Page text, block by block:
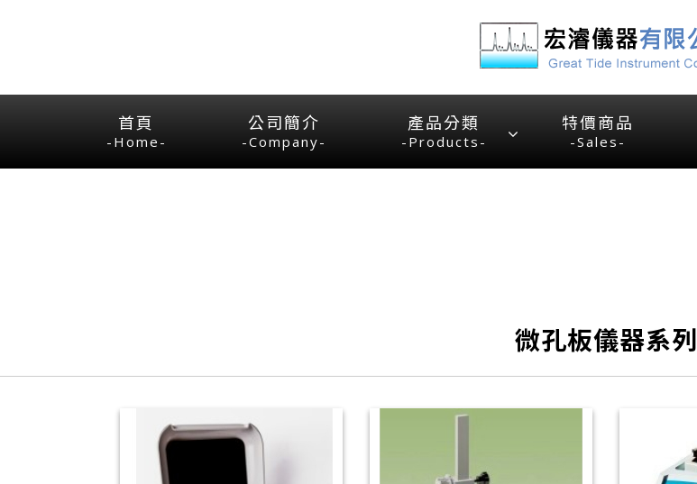
首頁
-Home-
公司簡介
-Company-
產品分類
-Products-
特價商品
-Sales-
微孔板儀器系列